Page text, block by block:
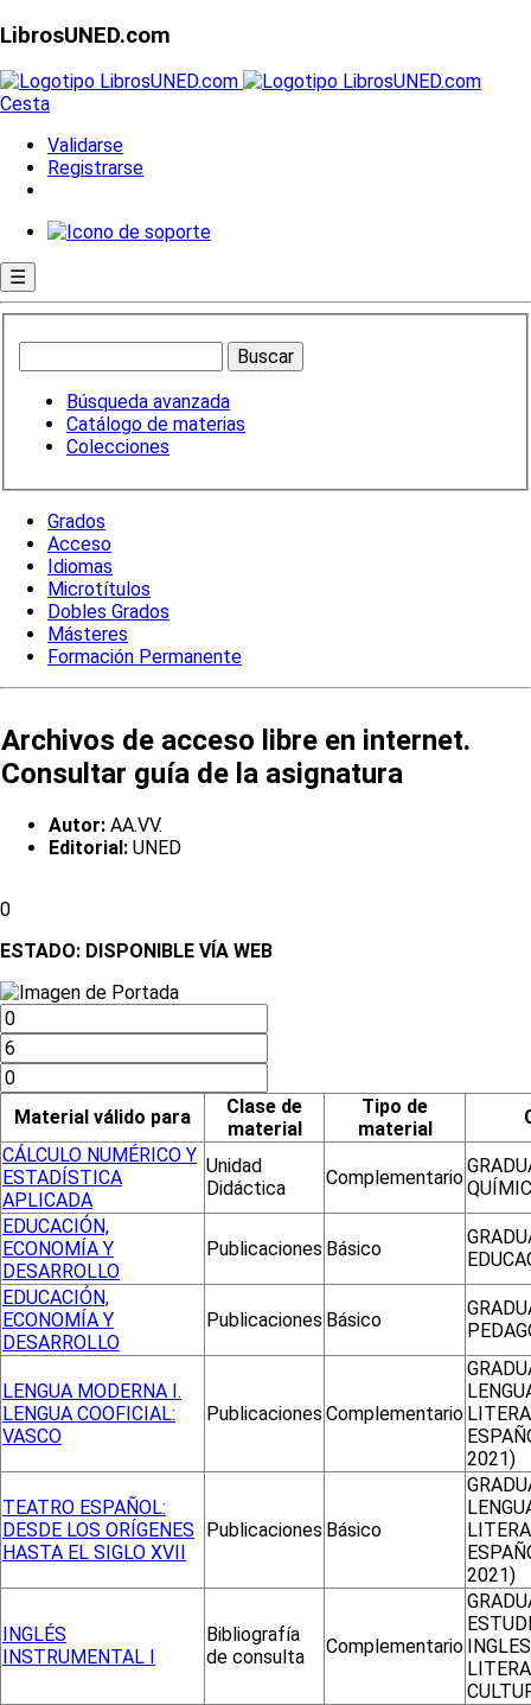
LibrosUNED.com
Cesta
Validarse
Registrarse
☰
Búsqueda avanzada
Catálogo de materias
Colecciones
Grados
Acceso
Idiomas
Microtítulos
Dobles Grados
Másteres
Formación Permanente
Archivos de acceso libre en internet.
Consultar guía de la asignatura
Autor: AA.VV.
Editorial: UNED
0
ESTADO: DISPONIBLE VÍA WEB
Material válido para
Clase de
material
Tipo de
material
CÁLCULO NUMÉRICO Y
ESTADÍSTICA
APLICADA
Unidad
Didáctica
Complementario
EDUCACIÓN,
ECONOMÍA Y
DESARROLLO
Publicaciones Básico
EDUCACIÓN,
ECONOMÍA Y
DESARROLLO
Publicaciones Básico
LENGUA MODERNA I.
LENGUA COOFICIAL:
VASCO
Publicaciones Complementario
2021)
TEATRO ESPAÑOL:
DESDE LOS ORÍGENES
HASTA EL SIGLO XVII
Publicaciones Básico
2021)
INGLÉS
INSTRUMENTAL I
Bibliografía
de consulta
Complementario